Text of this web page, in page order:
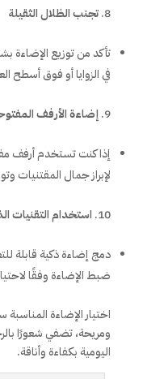
تجنب الظلال الثقيلة
تأكد من توزيع الإضاءة
في الزوايا أو فوق أسطح
إضاءة الأرفف
إذا كنت تستخدم أرفف
لإبراز جمال المقتنيات
استخدام التقنيات
دمج إضاءة ذكية قابلة
ضبط الإضاءة وفقًا
اختيار الإضاءة
ومريحة، تضفي شعورًا
اليومية بكفاءة وأناقة.